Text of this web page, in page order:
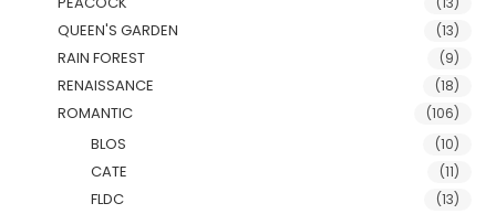
QUEEN'S GARDEN (13)
RAIN FOREST (9)
RENAISSANCE (18)
ROMANTIC (106)
BLOS (10)
CATE (11)
FLDC (13)